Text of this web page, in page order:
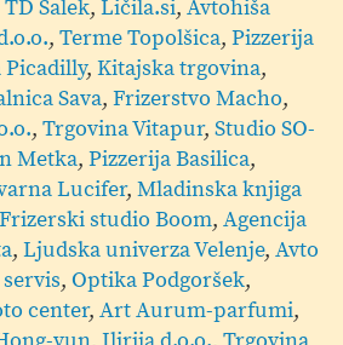
TD Šalek, Ličila.si, Avtohiša
, Terme Topolšica, Pizzerija
Picadilly, Kitajska trgovina,
Sava, Frizerstvo Macho,
, Trgovina Vitapur, Studio SO-
Metka, Pizzerija Basilica,
Lucifer, Mladinska knjiga
Frizerski studio Boom, Agencija
, Ljudska univerza Velenje, Avto
, Optika Podgoršek,
center, Art Aurum-parfumi,